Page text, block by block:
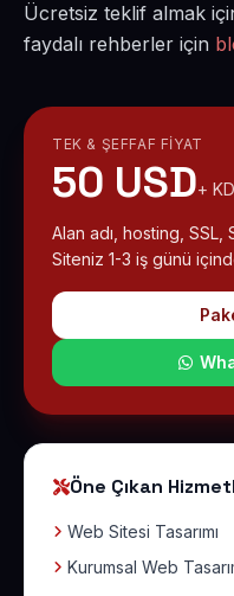
Ücretsiz teklif almak
faydalı rehberler için
TEK & ŞEFFAF FIYAT
50 USD+
Alan adı, hosting,
Siteniz 1-3 iş günü
Öne Çıkan
Web Sitesi Tasarımı
Kurumsal Web